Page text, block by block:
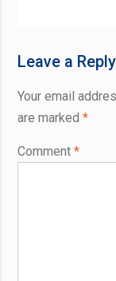
Leave a Reply
Your email
are marked *
Comment *